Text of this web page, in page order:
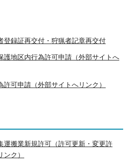
登録証再交付・狩猟者記章再交付
護地区内行為許可申請（外部サイトへ
可申請（外部サイトへリンク）
運搬業新規許可（許可更新・変更許
ク）